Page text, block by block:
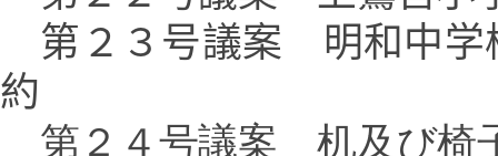
第２３号議案 明和中学
約
第２４号議案 机及び椅